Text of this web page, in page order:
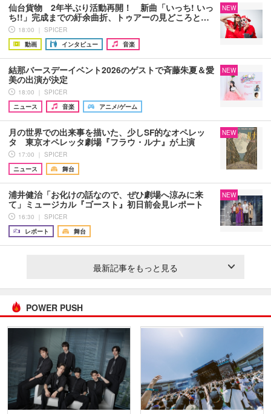
仙台貨物 2年半ぶり活動再開！ 新曲「いっち! いっ
ち!!」完成までの紆余曲折、トゥアーの見どころと…
18:00 ｜ SPICER
動画
インタビュー 音楽
NEW
結那バースデーイベント2026のゲストで斉藤朱夏＆愛
美の出演が決定
18:00 ｜ SPICER
ニュース
音楽 アニメ/ゲーム
NEW
月の世界での出来事を描いた、少しSF的なオペレッ
タ 東京オペレッタ劇場『フラウ・ルナ』が上演
17:00 ｜ SPICER
ニュース
舞台
NEW
浦井健治「お化けの話なので、ぜひ劇場へ涼みに来
て」ミュージカル『ゴースト』初日前会見レポート
16:30 ｜ SPICER
レポート
舞台
NEW
最新記事をもっと見る
POWER PUSH